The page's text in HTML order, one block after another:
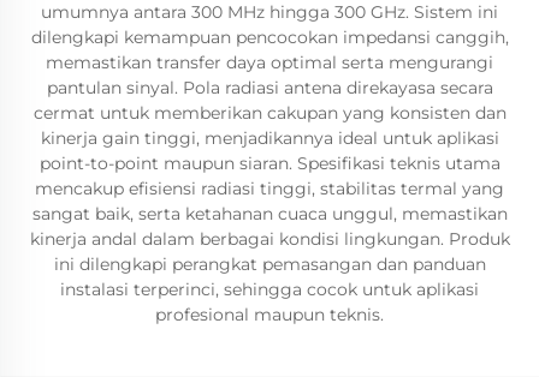
umumnya antara 300 MHz hingga 300 GHz. Sistem ini
dilengkapi kemampuan pencocokan impedansi canggih,
memastikan transfer daya optimal serta mengurangi
pantulan sinyal. Pola radiasi antena direkayasa secara
cermat untuk memberikan cakupan yang konsisten dan
kinerja gain tinggi, menjadikannya ideal untuk aplikasi
point-to-point maupun siaran. Spesifikasi teknis utama
mencakup efisiensi radiasi tinggi, stabilitas termal yang
sangat baik, serta ketahanan cuaca unggul, memastikan
kinerja andal dalam berbagai kondisi lingkungan. Produk
ini dilengkapi perangkat pemasangan dan panduan
instalasi terperinci, sehingga cocok untuk aplikasi
profesional maupun teknis.